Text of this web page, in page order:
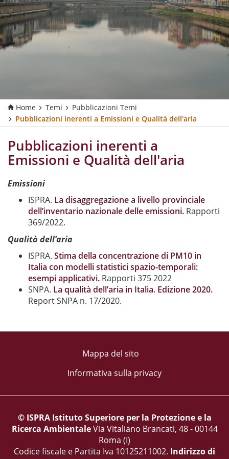
Home Temi
Pubblicazioni Temi
Pubblicazioni inerenti a Emissioni e Qualità dell'aria
Pubblicazioni inerenti a
Emissioni e Qualità dell'aria
Emissioni
ISPRA. La disaggregazione a livello provinciale
dell’inventario nazionale delle emissioni. Rapporti
369/2022.
Qualità dell’aria
ISPRA. Stima della concentrazione di PM10 in
Italia con modelli statistici spazio-temporali:
esempi applicativi. Rapporti 375 2022
SNPA. La qualità dell’aria in Italia. Edizione 2020.
Report SNPA n. 17/2020.
Mappa del sito
Informativa sulla privacy
© ISPRA Istituto Superiore per la Protezione e la
Ricerca AmbientaleVia Vitaliano Brancati, 48 - 00144
Roma (I)
Codice fiscale e Partita Iva 10125211002. Indirizzo di